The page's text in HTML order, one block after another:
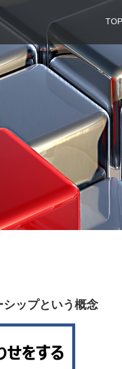
TOP
ップという概念